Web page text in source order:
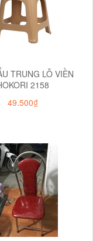
TRUNG LỖ VIỀN
2158
49.500₫